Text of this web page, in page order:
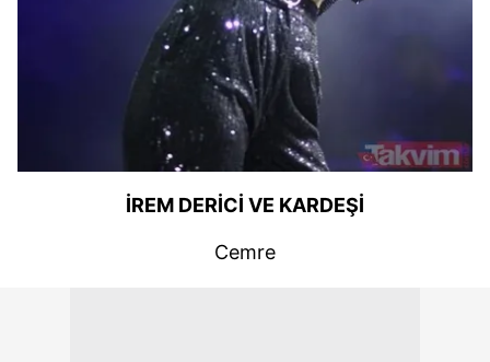
İREM DERİCİ VE KARDEŞİ
Cemre